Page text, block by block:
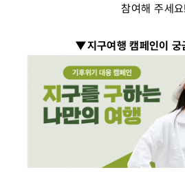
참여해 주세요!
▼지구여행 캠페인이